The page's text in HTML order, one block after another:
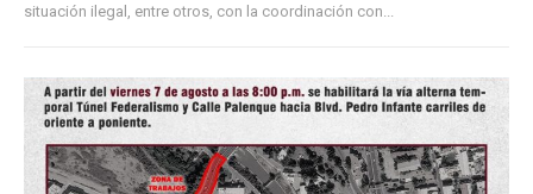
situación ilegal, entre otros, con la coordinación con...